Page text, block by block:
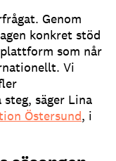
Genom
konkret stöd
som når
Vi
säger Lina
Östersund, i